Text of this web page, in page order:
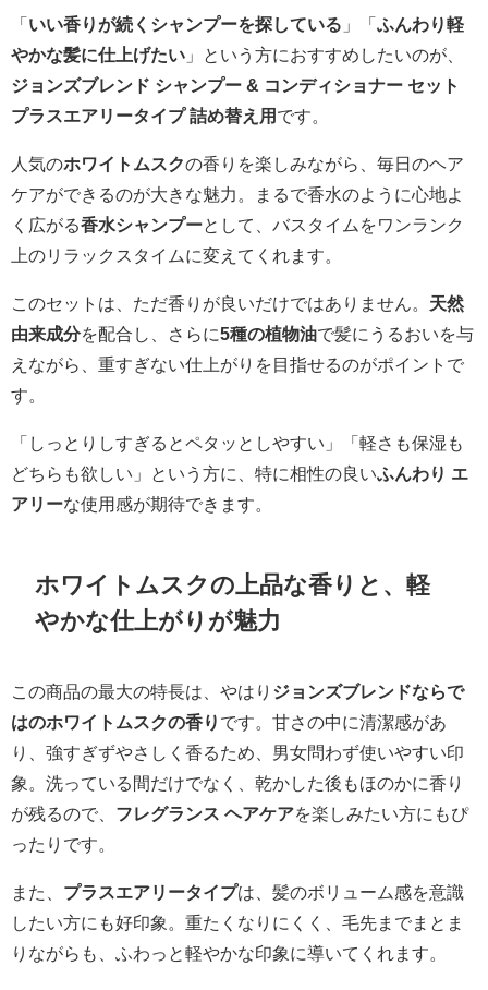
「いい香りが続くシャンプーを探している 」「ふんわり軽
やかな髪に仕上げたい 」という方におすすめしたいのが、
ジョンズブレンド シャンプー & コンディショナー セット
プラスエアリータイプ 詰め替え用 です。
人気のホワイトムスクの香りを楽しみながら、毎日のヘア
ケアができるのが大きな魅力。まるで香水のように心地よ
く広がる香水シャンプーとして、バスタイムをワンランク
上のリラックスタイムに変えてくれます。
このセットは、ただ香りが良いだけではありません。 天然
由来成分を配合し、さらに5種の植物油で髪にうるおいを与
えながら、重すぎない仕上がりを目指せるのがポイントで
す。
「しっとりしすぎるとペタッとしやすい」「軽さも保湿も
どちらも欲しい」という方に、特に相性の良いふんわり エ
アリーな使用感が期待できます。
ホワイトムスクの上品な香りと、軽
やかな仕上がりが魅力
この商品の最大の特長は、やはり ジョンズブレンドならで
はのホワイトムスクの香り です。甘さの中に清潔感があ
り、強すぎずやさしく香るため、男女問わず使いやすい印
象。洗っている間だけでなく、乾かした後もほのかに香り
が残るので、 フレグランス ヘアケアを楽しみたい方にもぴ
ったりです。
また、 プラスエアリータイプは、髪のボリューム感を意識
したい方にも好印象。重たくなりにくく、毛先までまとま
りながらも、ふわっと軽やかな印象に導いてくれます。